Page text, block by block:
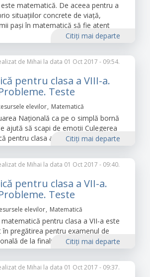
matematică. De aceea pentru a
situațiilor concrete de viață,
pași în matematică să fie atent
Citiţi mai departe
de Mihai la data 01 Oct 2017 - 09:54.
pentru clasa a VIII-a.
Teste
elevilor Matematică
Națională ca pe o simplă bornă
ajută să scapi de emoții Culegerea
pentru clasa a VIII-a.Citiţi mai departe
de Mihai la data 01 Oct 2017 - 09:40.
pentru clasa a VII-a.
Teste
elevilor Matematică
pentru clasa a VII-a este
pregătirea pentru examenul de
de la finalul gimnaziului.Citiţi mai departe
de Mihai la data 01 Oct 2017 - 09:37.